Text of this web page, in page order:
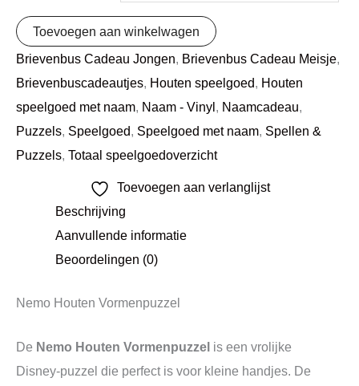
Toevoegen aan winkelwagen
Brievenbus Cadeau Jongen Brievenbus Cadeau Meisje
Brievenbuscadeautjes Houten speelgoed Houten
speelgoed met naam Naam - Vinyl Naamcadeau
Puzzels Speelgoed Speelgoed met naam Spellen &
Puzzels Totaal speelgoedoverzicht
Toevoegen aan verlanglijst
Beschrijving
Aanvullende informatie
Beoordelingen (0)
Nemo Houten Vormenpuzzel
De Nemo Houten Vormenpuzzel is een vrolijke
Disney‑puzzel die perfect is voor kleine handjes. De